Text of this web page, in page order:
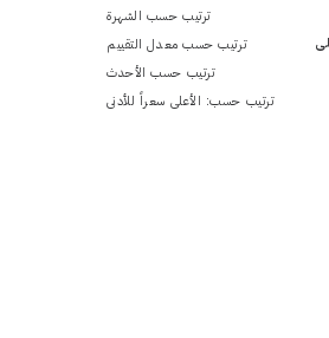
ترتيب حسب الشهرة
ترتيب حسب معدل التقييم
ترتيب حسب الأحدث
ترتيب حسب: الأعلى سعراً للأدنى